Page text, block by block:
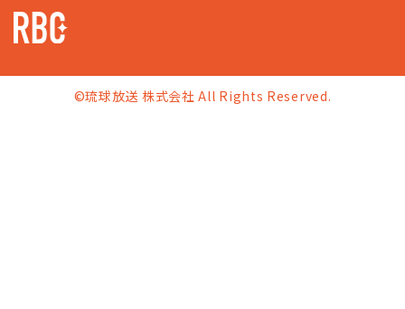
©琉球放送 株式会社 All Rights Reserved.